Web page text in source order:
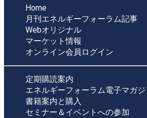
Home
月刊エネルギーフォーラム記事
Webオリジナル
マーケット情報
オンライン会員ログイン
定期購読案内
エネルギーフォーラム電子マガジ
書籍案内と購入
セミナー＆イベントへの参加